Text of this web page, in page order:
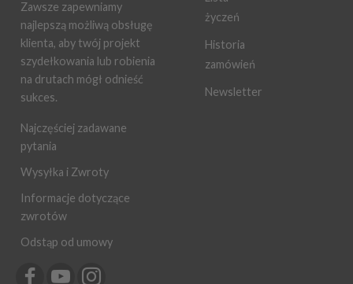
Zawsze zapewniamy
najlepszą możliwą obsługę
klienta, aby twój projekt
szydełkowania lub robienia
na drutach mógł odnieść
sukces.
Najczęściej zadawane
pytania
Wysyłka i Zwroty
Informacje dotyczące
zwrotów
Odstąp od umowy
życzeń
Historia
zamówień
Newsletter